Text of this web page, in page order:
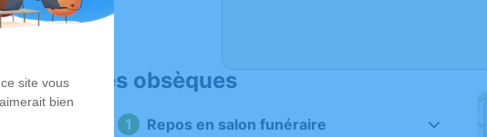
Déroulé des obsèques
Repos en salon funéraire